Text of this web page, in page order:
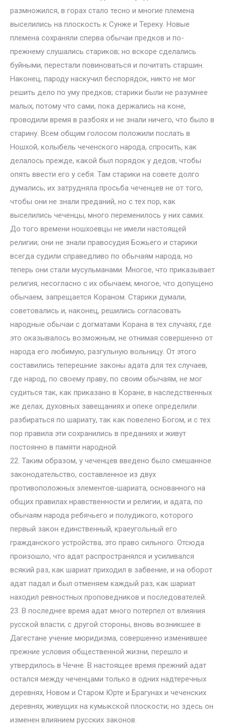
размножился, в горах стало тесно и многие племена
выселились на плоскость к Сунже и Тереку. Новые
племена сохраняли сперва обычаи предков и по-
прежнему слушались стариков; но вскоре сделались
буйными, перестали повиноваться и почитать старшин.
Наконец, пароду наскучил беспорядок, никто не мог
решить дело по уму предков; старики были не разумнее
малых, потому что сами, пока держались на коне,
проводили время в разбоях и не знали ничего, что было в
старину. Всем общим голосом положили послать в
Ношхой, колыбель чеченского народа, спросить, как
делалось прежде, какой был порядок у дедов, чтобы
опять ввести его у себя. Там старики на совете долго
думались; их затрудняла просьба чеченцев не от того,
чтобы они не знали преданий, но с тех пор, как
выселились чеченцы, много переменилось у них самих.
До того времени ношхоевцы не имели настоящей
религии; они не знали правосудия Божьего и старики
всегда судили справедливо по обычаям народа, но
теперь они стали мусульманами. Многое, что приказывает
религия, несогласно с их обычаем; многое, что допущено
обычаем, запрещается Кораном. Старики думали,
советовались и, наконец, решились согласовать
народные обычаи с догматами Корана в тех случаях, где
это оказывалось возможным, не отнимая совершенно от
народа его любимую, разгульную вольницу. От этого
составились теперешние законы адата для тех случаев,
где народ, по своему праву, по своим обычаям, не мог
судиться так, как приказано в Коране; в наследственных
же делах, духовных завещаниях и опеке определили
разбираться по шариату, так как повелено Богом, и с тех
пор правила эти сохранились в преданиях и живут
постоянно в памяти народной.
22. Таким образом, у чеченцев введено было смешанное
законодательство, составленное из двух
противоположных элементов-шариата, основанного на
общих правилах нравственности и религии, и адата, по
обычаям народа ребячьего и полудикого, которого
первый закон единственный, краеугольный его
гражданского устройства, это право сильного. Отсюда
произошло, что адат распространялся и усиливался
всякий раз, как шариат приходил в забвение, и на оборот
адат падал и был отменяем каждый раз, как шариат
находил ревностных проповедников и последователей.
23. В последнее время адат много потерпел от влияния
русской власти; с другой стороны, вновь возникшее в
Дагестане учение мюридизма, совершенно изменившее
прежние условия общественной жизни, перешло и
утвердилось в Чечне. В настоящее время прежний адат
остался между чеченцами только в одних надтеречных
деревнях, Новом и Старом Юрте и Брагунах и чеченских
деревнях, живущих на кумыкской плоскости; но здесь он
изменен влиянием русских законов.